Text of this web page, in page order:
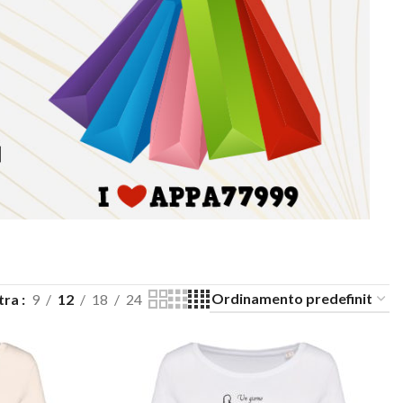
9 12 18 24